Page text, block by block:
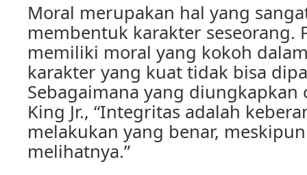
Moral merupakan hal yang
membentuk karakter seseorang.
memiliki moral yang kokoh
karakter yang kuat tidak bisa
Sebagaimana yang
King Jr., “Integritas adalah
melakukan yang benar,
melihatnya.”